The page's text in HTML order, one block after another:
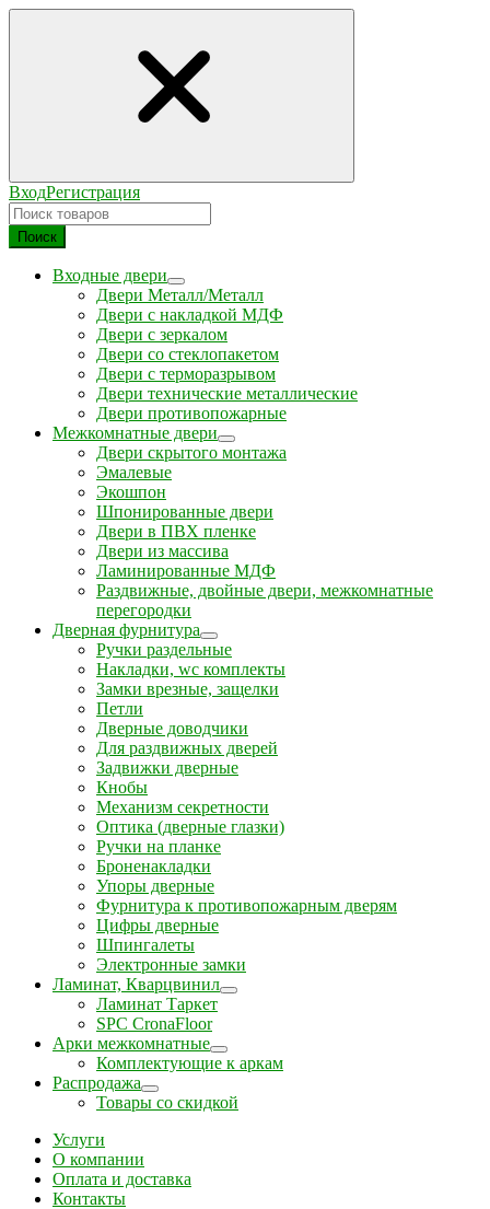
ВходРегистрация
Поиск
Входные двери
Двери Металл/Металл
Двери с накладкой МДФ
Двери с зеркалом
Двери со стеклопакетом
Двери с терморазрывом
Двери технические металлические
Двери противопожарные
Межкомнатные двери
Двери скрытого монтажа
Эмалевые
Экошпон
Шпонированные двери
Двери в ПВХ пленке
Двери из массива
Ламинированные МДФ
Раздвижные, двойные двери, межкомнатные
перегородки
Дверная фурнитура
Ручки раздельные
Накладки, wc комплекты
Замки врезные, защелки
Петли
Дверные доводчики
Для раздвижных дверей
Задвижки дверные
Кнобы
Механизм секретности
Оптика (дверные глазки)
Ручки на планке
Броненакладки
Упоры дверные
Фурнитура к противопожарным дверям
Цифры дверные
Шпингалеты
Электронные замки
Ламинат, Кварцвинил
Ламинат Таркет
SPC CronaFloor
Арки межкомнатные
Комплектующие к аркам
Распродажа
Товары со скидкой
Услуги
О компании
Оплата и доставка
Контакты